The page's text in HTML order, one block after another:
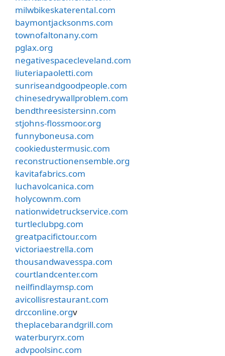
milwbikeskaterental.com
baymontjacksonms.com
townofaltonany.com
pglax.org
negativespacecleveland.com
liuteriapaoletti.com
sunriseandgoodpeople.com
chinesedrywallproblem.com
bendthreesistersinn.com
stjohns-flossmoor.org
funnyboneusa.com
cookiedustermusic.com
reconstructionensemble.org
kavitafabrics.com
luchavolcanica.com
holycownm.com
nationwidetruckservice.com
turtleclubpg.com
greatpacifictour.com
victoriaestrella.com
thousandwavesspa.com
courtlandcenter.com
neilfindlaymsp.com
avicollisrestaurant.com
drcconline.orgv
theplacebarandgrill.com
waterburyrx.com
advpoolsinc.com